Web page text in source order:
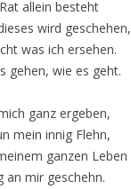
allein besteht
wird geschehen,
was ich ersehen.
gehen, wie es geht.
ganz ergeben,
mein innig Flehn,
ganzen Leben
an mir geschehn.